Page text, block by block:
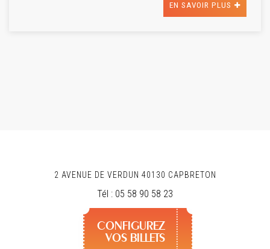
EN SAVOIR PLUS
2 AVENUE DE VERDUN 40130 CAPBRETON
Tél : 05 58 90 58 23
CONFIGUREZ
VOS BILLETS